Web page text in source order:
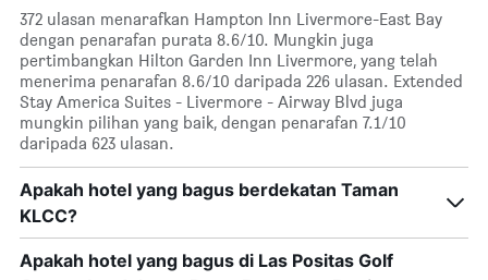
372 ulasan menarafkan Hampton Inn Livermore-East Bay
dengan penarafan purata 8.6/10. Mungkin juga
pertimbangkan Hilton Garden Inn Livermore, yang telah
menerima penarafan 8.6/10 daripada 226 ulasan. Extended
Stay America Suites - Livermore - Airway Blvd juga
mungkin pilihan yang baik, dengan penarafan 7.1/10
daripada 623 ulasan.
Apakah hotel yang bagus berdekatan Taman
KLCC?
Apakah hotel yang bagus di Las Positas Golf